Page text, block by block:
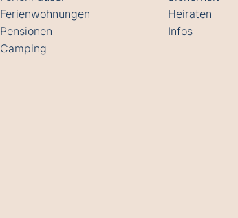
Ferienwohnungen
Pensionen
Camping
Heiraten
Infos